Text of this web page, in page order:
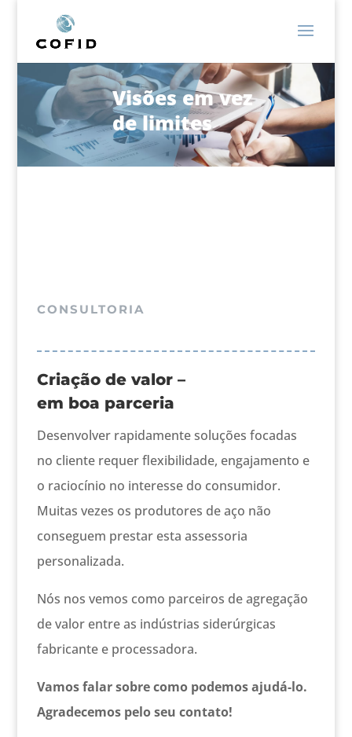
Visões em vez
de limites
CONSULTORIA
Criação de valor –
em boa parceria
Desenvolver rapidamente soluções focadas
no cliente requer flexibilidade, engajamento e
o raciocínio no interesse do consumidor.
Muitas vezes os produtores de aço não
conseguem prestar esta assessoria
personalizada.
Nós nos vemos como parceiros de agregação
de valor entre as indústrias siderúrgicas
fabricante e processadora.
Vamos falar sobre como podemos ajudá-lo.
Agradecemos pelo seu contato!